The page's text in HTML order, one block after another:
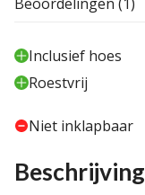
Inclusief hoes
Roestvrij
Niet inklapbaar
Beschrijving